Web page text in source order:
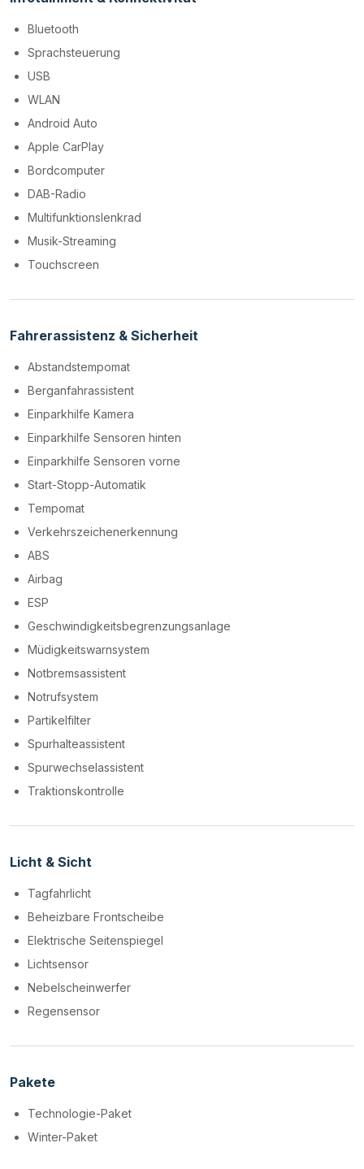
Bluetooth
Sprachsteuerung
USB
WLAN
Android Auto
Apple CarPlay
Bordcomputer
DAB-Radio
Multifunktionslenkrad
Musik-Streaming
Touchscreen
Fahrerassistenz & Sicherheit
Abstandstempomat
Berganfahrassistent
Einparkhilfe Kamera
Einparkhilfe Sensoren hinten
Einparkhilfe Sensoren vorne
Start-Stopp-Automatik
Tempomat
Verkehrszeichenerkennung
ABS
Airbag
ESP
Geschwindigkeitsbegrenzungsanlage
Müdigkeitswarnsystem
Notbremsassistent
Notrufsystem
Partikelfilter
Spurhalteassistent
Spurwechselassistent
Traktionskontrolle
Licht & Sicht
Tagfahrlicht
Beheizbare Frontscheibe
Elektrische Seitenspiegel
Lichtsensor
Nebelscheinwerfer
Regensensor
Pakete
Technologie-Paket
Winter-Paket